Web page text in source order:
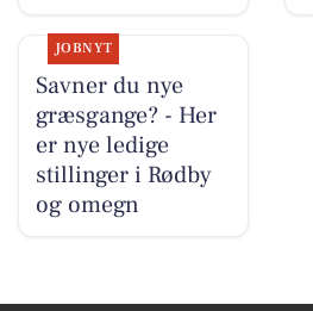
JOBNYT
Savner du nye
græsgange? - Her
er nye ledige
stillinger i Rødby
og omegn